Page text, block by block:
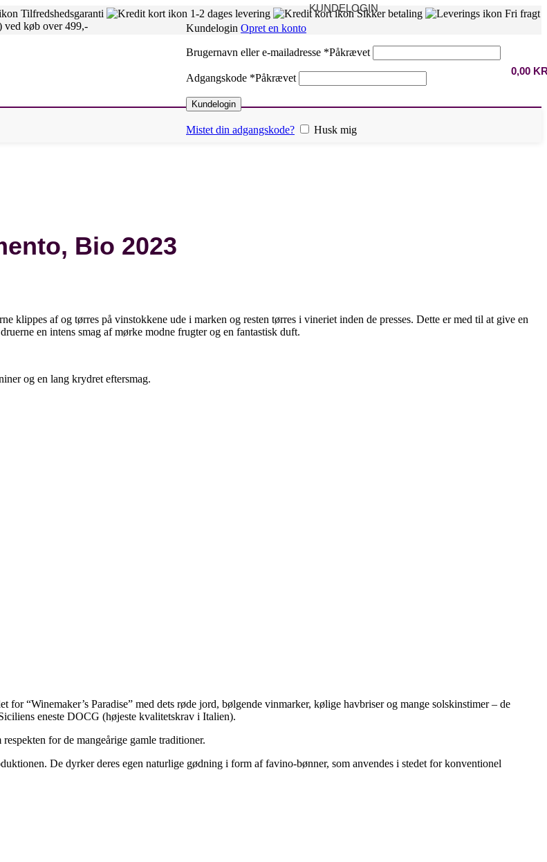
Tilfredshedsgaranti 1-2 dages levering Sikker betaling
Fri fragt
ved køb over 499,-
KUNDELOGIN
Kundelogin Opret en konto
Brugernavn eller e-mailadresse *Påkrævet
Adgangskode *Påkrævet
Kundelogin
Mistet din adgangskode? Husk mig
0,00
Bio 2023
klippes af og tørres på vinstokkene ude i marken og resten tørres i vineriet inden de presses. Dette er med til at give en
en intens smag af mørke modne frugter og en fantastisk duft.
og en lang krydret eftersmag.
“Winemaker’s Paradise” med dets røde jord, bølgende vinmarker, kølige havbriser og mange solskinstimer – de
eneste DOCG (højeste kvalitetskrav i Italien).
for de mangeårige gamle traditioner.
De dyrker deres egen naturlige gødning i form af favino-bønner, som anvendes i stedet for konventionel